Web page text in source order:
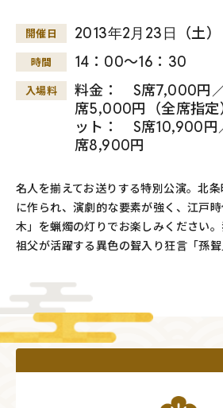
開催日 2013年2月 23日 （土）
時間 14：00～16：30
入場料
料金： S席7,000円
席5,000円（全席指定
ット： S席10,900円
席8,900円
名人を揃えてお送りする特別公演。北
に作られ、演劇的な要素が強く、江戸
木」を蝋燭の灯りでお楽しみください
祖父が活躍する異色の聟入り狂言「孫聟